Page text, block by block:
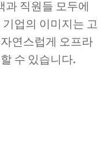
과 직원들 모두에
업의 이미지는 고
연스럽게 오프라
수 있습니다.